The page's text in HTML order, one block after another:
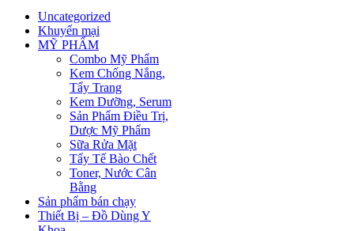
Uncategorized
Khuyến mại
MỸ PHẨM
Combo Mỹ Phẩm
Kem Chống Nắng,
Tẩy Trang
Kem Dưỡng, Serum
Sản Phẩm Điều Trị,
Dược Mỹ Phẩm
Sữa Rửa Mặt
Tẩy Tế Bào Chết
Toner, Nước Cân
Bằng
Sản phẩm bán chạy
Thiết Bị – Đồ Dùng Y